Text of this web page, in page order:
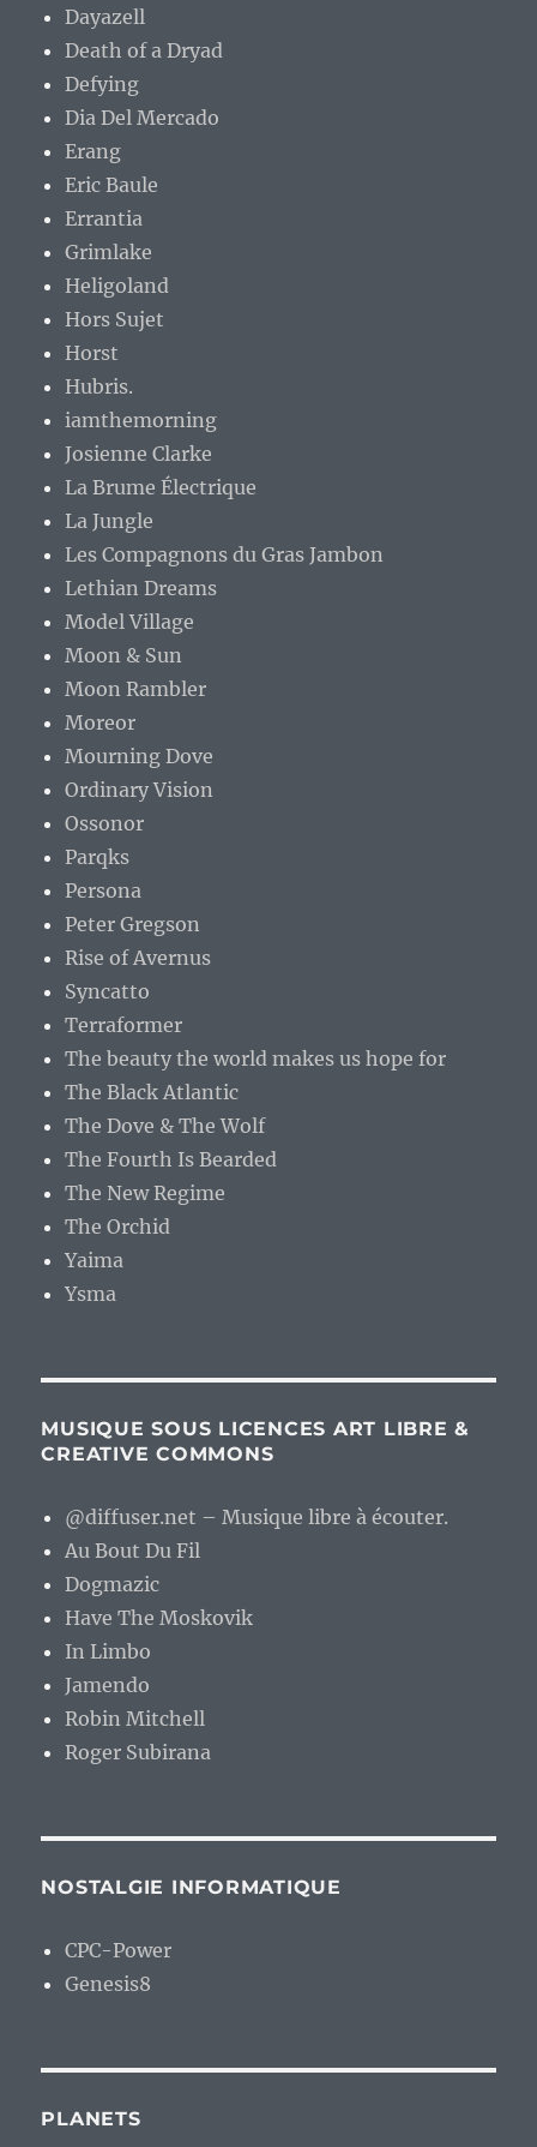
Dayazell
Death of a Dryad
Defying
Dia Del Mercado
Erang
Eric Baule
Errantia
Grimlake
Heligoland
Hors Sujet
Horst
Hubris.
iamthemorning
Josienne Clarke
La Brume Électrique
La Jungle
Les Compagnons du Gras Jambon
Lethian Dreams
Model Village
Moon & Sun
Moon Rambler
Moreor
Mourning Dove
Ordinary Vision
Ossonor
Parqks
Persona
Peter Gregson
Rise of Avernus
Syncatto
Terraformer
The beauty the world makes us hope for
The Black Atlantic
The Dove & The Wolf
The Fourth Is Bearded
The New Regime
The Orchid
Yaima
Ysma
MUSIQUE SOUS LICENCES ART LIBRE &
CREATIVE COMMONS
@diffuser.net – Musique libre à écouter.
Au Bout Du Fil
Dogmazic
Have The Moskovik
In Limbo
Jamendo
Robin Mitchell
Roger Subirana
NOSTALGIE INFORMATIQUE
CPC-Power
Genesis8
PLANETS